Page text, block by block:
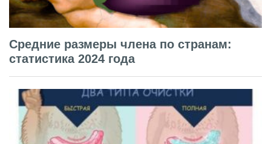
Средние размеры члена по странам:
статистика 2024 года